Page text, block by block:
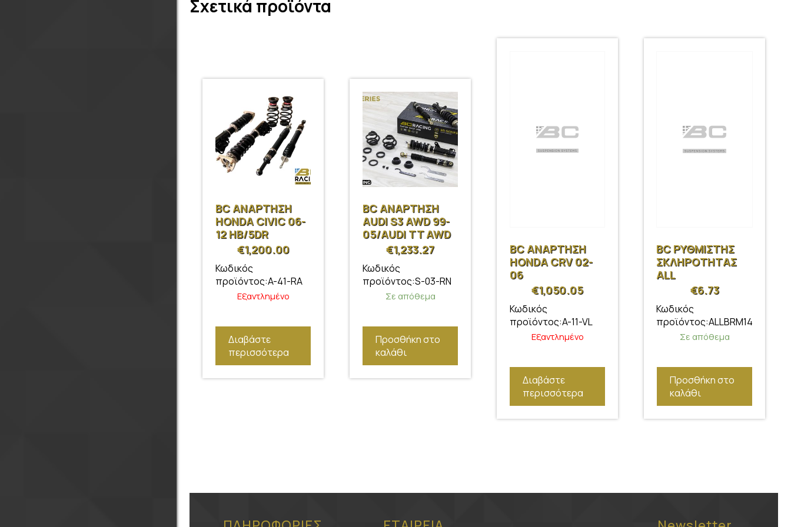
Σχετικά προϊόντα
BC ΑΝΑΡΤΗΣΗ
HONDA CIVIC 06-
12 HB/5DR
€1,200.00
Κωδικός
προϊόντος:A-41-RA
Εξαντλημένο
Διαβάστε
περισσότερα
BC ΑΝΑΡΤΗΣΗ
AUDI S3 AWD 99-
05/AUDI TT AWD
99-06
€1,233.27
Κωδικός
προϊόντος:S-03-RN
Σε απόθεμα
Προσθήκη στο
καλάθι
BC ΑΝΑΡΤΗΣΗ
HONDA CRV 02-
06
€1,050.05
Κωδικός
προϊόντος:A-11-VL
Εξαντλημένο
Διαβάστε
περισσότερα
BC ΡΥΘΜΙΣΤΗΣ
ΣΚΛΗΡΟΤΗΤΑΣ
ALL
€6.73
Κωδικός
προϊόντος:ALLBRM14
Σε απόθεμα
Προσθήκη στο
καλάθι